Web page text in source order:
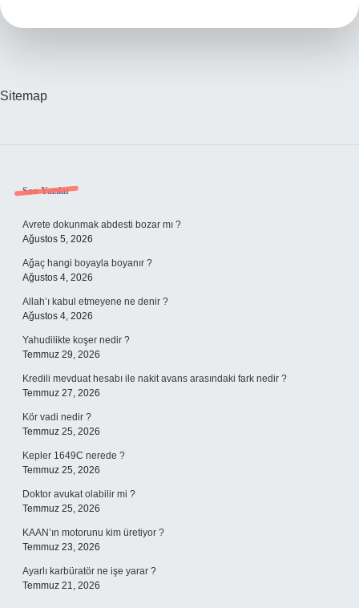
Sitemap
Sidebar
Son Yazılar
Avrete dokunmak abdesti bozar mı ?
Ağustos 5, 2026
Ağaç hangi boyayla boyanır ?
Ağustos 4, 2026
Allah’ı kabul etmeyene ne denir ?
Ağustos 4, 2026
Yahudilikte koşer nedir ?
Temmuz 29, 2026
Kredili mevduat hesabı ile nakit avans arasındaki fark nedir ?
Temmuz 27, 2026
Kör vadi nedir ?
Temmuz 25, 2026
Kepler 1649C nerede ?
Temmuz 25, 2026
Doktor avukat olabilir mi ?
Temmuz 25, 2026
KAAN’ın motorunu kim üretiyor ?
Temmuz 23, 2026
Ayarlı karbüratör ne işe yarar ?
Temmuz 21, 2026